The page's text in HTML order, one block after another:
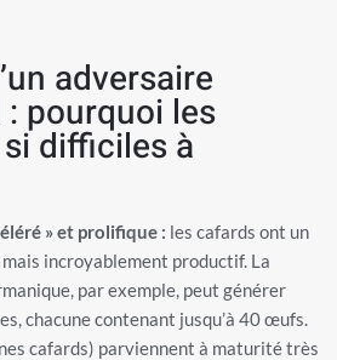
adversaire
pourquoi les
difficiles à
» et prolifique : les cafards ont un
incroyablement productif. La
par exemple, peut générer
chacune contenant jusqu’à 40 œufs.
cafards) parviennent à maturité très